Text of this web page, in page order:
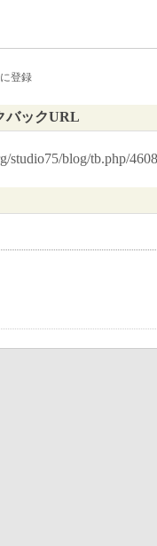
登録
バックURL
studio75/blog/tb.php/4608